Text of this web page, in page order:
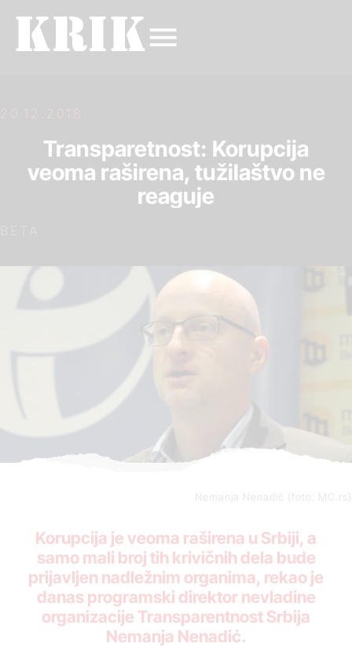
20.12.2018.
Transparetnost: Korupcija
veoma raširena, tužilaštvo ne
reaguje
Nemanja Nenadić (foto: MC.rs)
Korupcija je veoma raširena u Srbiji, a
samo mali broj tih krivičnih dela bude
prijavljen nadležnim organima, rekao je
danas programski direktor nevladine
organizacije Transparentnost Srbija
Nemanja Nenadić.